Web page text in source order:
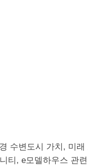
수변도시 가치, 미
티, e모델하우스 관